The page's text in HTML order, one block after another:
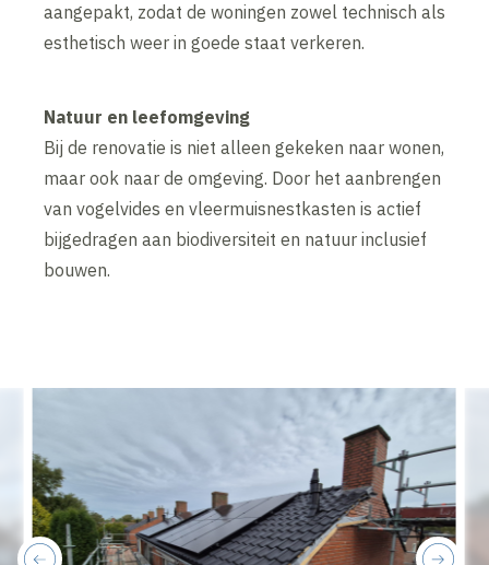
aangepakt, zodat de woningen zowel technisch als
esthetisch weer in goede staat verkeren.
Natuur en leefomgeving
Bij de renovatie is niet alleen gekeken naar wonen,
maar ook naar de omgeving. Door het aanbrengen
van vogelvides en vleermuisnestkasten is actief
bijgedragen aan biodiversiteit en natuur inclusief
bouwen.